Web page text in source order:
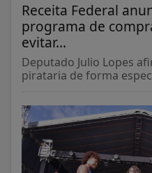
Receita Federal
programa de
evitar...
Deputado Julio Lopes
pirataria de forma